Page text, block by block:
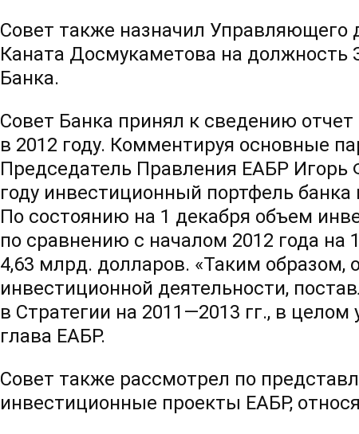
Совет также назначил Управляющего
Каната Досмукаметова на должность
Банка.
Совет Банка принял к сведению
в 2012 году. Комментируя основные
Председатель Правления ЕАБР Игорь
году инвестиционный портфель
По состоянию на 1 декабря объем
по сравнению с началом 2012 года
4,63 млрд. долларов. «Таким образом,
инвестиционной деятельности,
в Стратегии на 2011—2013 гг.,в целом
глава ЕАБР.
Совет также рассмотрел по
инвестиционные проекты ЕАБР,